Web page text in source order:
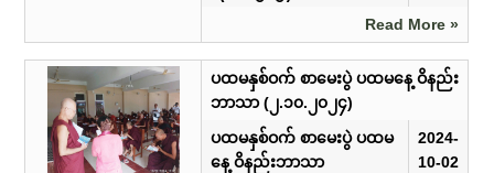
Read More »
ပထမနှစ်ဝက် စာမေးပွဲ ပထမနေ့ ဝိနည်း
ဘာသာ (၂.၁၀.၂၀၂၄)
ပထမနှစ်ဝက် စာမေးပွဲ ပထမ
နေ့ ဝိနည်းဘာသာ
2024-
10-02